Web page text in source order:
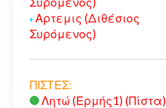
Αρτεμις (Διθέσιος
Συρόμενος)
ΠΙΣΤΕΣ:
Λητώ (Ερμής1) (Πίστα)